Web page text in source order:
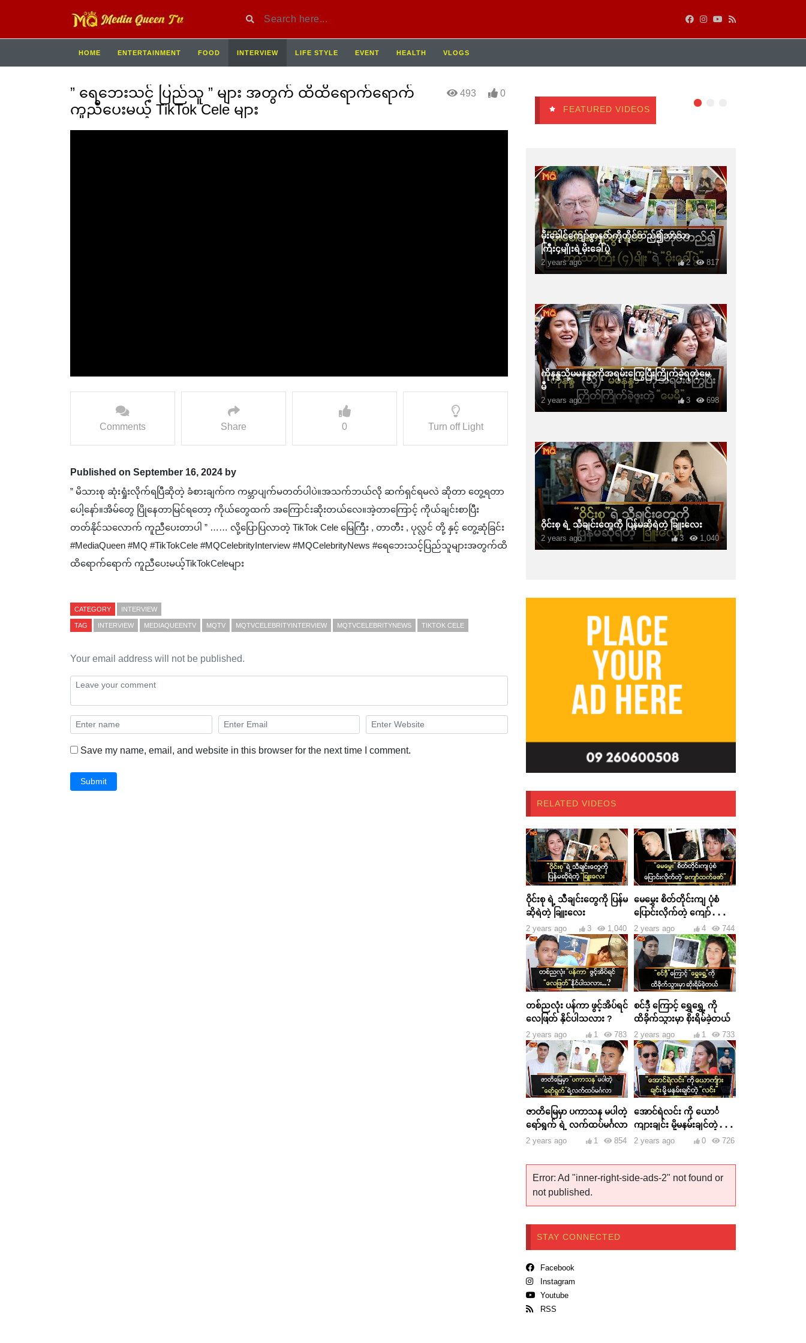
HOME ENTERTAINMENT FOOD INTERVIEW LIFE STYLE EVENT HEALTH VLOGS
” ရေဘေးသင့် ပြည်သူ ” များ အတွက် ထိထိရောက်ရောက်
ကူညီပေးမယ့် TikTok Cele များ
493 0
Comments Share 0 Turn off Light
Published on September 16, 2024 by
” မိသားစု ဆုံးရှုံးလိုက်ရပြီဆိုတဲ့ ခံစားချက်က ကမ္ဘာပျက်မတတ်ပါပဲ။အသက်ဘယ်လို ဆက်ရှင်ရမလဲ ဆိုတာ တွေ့ရတာ
ပေါ့နော်။အိမ်တွေ ပြိုနေတာမြင်ရတော့ ကိုယ်တွေထက် အကြောင်းဆိုးတယ်လေ။အဲ့တာကြောင့် ကိုယ်ချင်းစာပြီး
တတ်နိုင်သလောက် ကူညီပေးတာပါ ” …… လို့ပြောပြလာတဲ့ TikTok Cele မြေကြီး , တာတီး , ပုလ္လင် တို့ နှင့် တွေ့ဆုံခြင်း
#MediaQueen #MQ #TikTokCele #MQCelebrityInterview #MQCelebrityNews #ရေဘေးသင့်ပြည်သူများအတွက်ထိ
ထိရောက်ရောက် ကူညီပေးမယ့်TikTokCeleများ
CATEGORY INTERVIEW
TAG INTERVIEW MEDIAQUEENTV MQTV MQTVCELEBRITYINTERVIEW MQTVCELEBRITYNEWS TIKTOK CELE
Your email address will not be published.
Save my name, email, and website in this browser for the next time I comment.
Submit
FEATURED VIDEOS
မိုးခေါင်ကျော်စွာနတ်ကိုတိုင်တည်၍ဘာသာ
ကြီး၄မျိုးရဲ့မိုးခေါ်ပွဲ
2 years ago 817
2
ကိုနန္ဒသို့မမနန္ဒာကိုအရမ်းကြွေပြီးကြိုက်ခဲ့ရတဲ့မေ
မီ
2 years ago 698
3
ဝိုင်းစု ရဲ့ သီချင်းတွေကို ပြန်မဆိုရဲတဲ့ ခြူးလေး
2 years ago 1,040
3
RELATED VIDEOS
ဝိုင်းစု ရဲ့ သီချင်းတွေကို ပြန်မ
ဆိုရဲတဲ့ ခြူးလေး
2 years ago 1,040
3
မေမွှေး စိတ်တိုင်းကျ ပုံစံ
ပြောင်းလိုက်တဲ့ ကျော်ထက်
ဇော်
2 years ago 744
4
တစ်ညလုံး ပန်ကာ ဖွင့်အိပ်ရင်
လေဖြတ် နိုင်ပါသလား ?
2 years ago 783
1
စင်ဒီ့ ကြောင့် ရွှေရွှေ့ ကို
ထိခိုက်သွားမှာ စိုးရိမ်ခဲ့တယ်
2 years ago 733
1
ဇာတိမြေမှာ ပကာသန မပါတဲ့
ရော်ရွက် ရဲ့ လက်ထပ်မင်္ဂလာ
2 years ago 854
1
အောင်ရဲလင်း ကို ယောင်္
ကျားချင်း မို့မနမ်းချင်တဲ့
လင်း
2 years ago 726
0
Error: Ad "inner-right-side-ads-2" not found or
not published.
STAY CONNECTED
Facebook
Instagram
Youtube
RSS